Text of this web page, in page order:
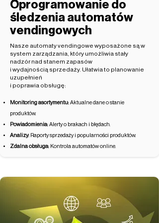
Oprogramowanie do
śledzenia automatów
vendingowych
Nasze automaty vendingowe wyposażone są w
system zarządzania, który umożliwia stały
nadzór nad stanem zapasów
i wydajnością sprzedaży. Ułatwia to planowanie
uzupełnień
i poprawia obsługę:
Monitoring asortymentu:Aktualne dane o stanie
produktów.
Powiadomienia:Alerty o brakach i błędach.
Analizy:Raporty sprzedaży i popularności produktów.
Zdalna obsługa:Kontrola automatów online.